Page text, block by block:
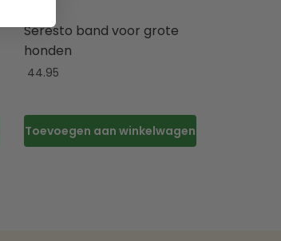
Seresto band voor grote
honden
44.95
Toevoegen aan winkelwagen